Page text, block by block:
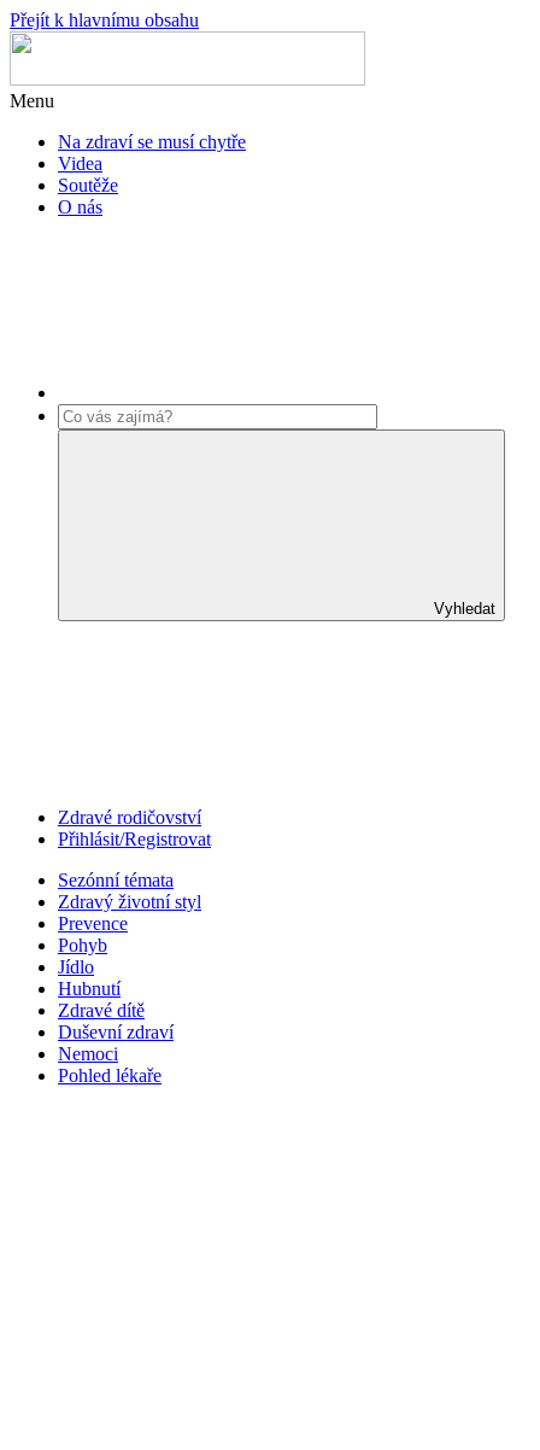
Přejít k hlavnímu obsahu
Menu
Na zdraví se musí chytře
Videa
Soutěže
O nás
Vyhledat
Zdravé rodičovství
Přihlásit/Registrovat
Sezónní témata
Zdravý životní styl
Prevence
Pohyb
Jídlo
Hubnutí
Zdravé dítě
Duševní zdraví
Nemoci
Pohled lékaře